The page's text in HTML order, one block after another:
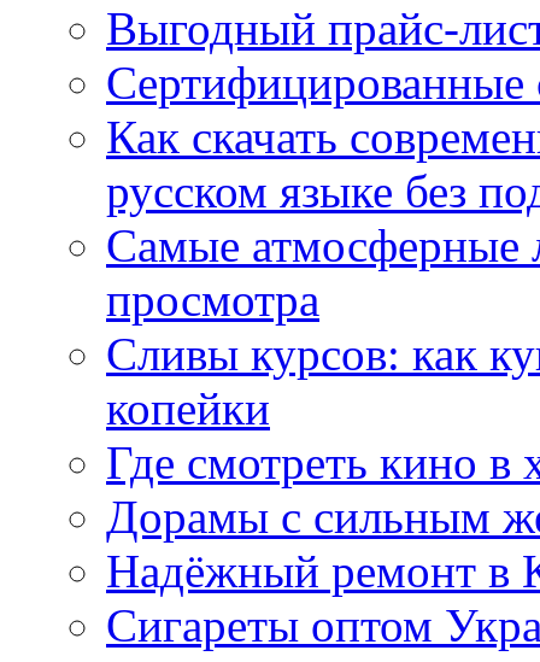
Выгодный прайс-
Как скачать
русском языке без
Самые атмосферные
просмотра
Сливы курсов: как
копейки
Где смотреть кино в
Дорамы с сильным
Надёжный ремонт в
Сигареты оптом